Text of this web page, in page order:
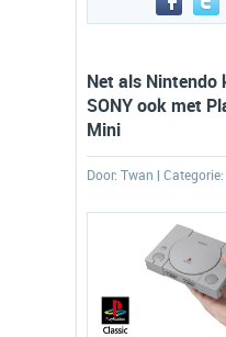
Net als Nintendo
SONY ook met
Mini
Door: Twan | Categorie: